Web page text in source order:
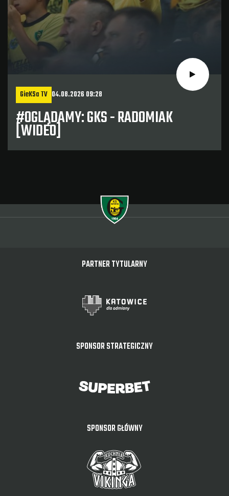
GieKSa TV 04.08.2026 09:28
#OGLĄDAMY: GKS - RADOMIAK
[WIDEO]
PARTNER TYTULARNY
SPONSOR STRATEGICZNY
SPONSOR GŁÓWNY